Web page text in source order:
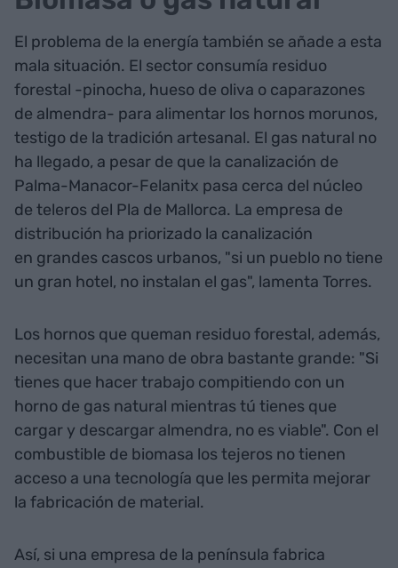
El problema de la energía también se añade a esta
mala situación. El sector consumía residuo
forestal -pinocha, hueso de oliva o caparazones
de almendra- para alimentar los hornos morunos,
testigo de la tradición artesanal. El gas natural no
ha llegado, a pesar de que la canalización de
Palma-Manacor-Felanitx pasa cerca del núcleo
de teleros del Pla de Mallorca. La empresa de
distribución ha priorizado la canalización
en grandes cascos urbanos, "si un pueblo no tiene
un gran hotel, no instalan el gas", lamenta Torres.
Los hornos que queman residuo forestal, además,
necesitan una mano de obra bastante grande: "Si
tienes que hacer trabajo compitiendo con un
horno de gas natural mientras tú tienes que
cargar y descargar almendra, no es viable". Con el
combustible de biomasa los tejeros no tienen
acceso a una tecnología que les permita mejorar
la fabricación de material.
Así, si una empresa de la península fabrica